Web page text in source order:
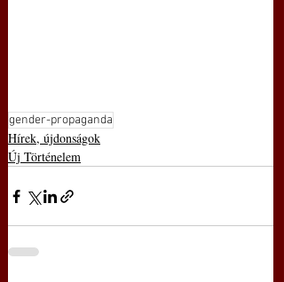
gender-propaganda
Hírek, újdonságok
Új Történelem